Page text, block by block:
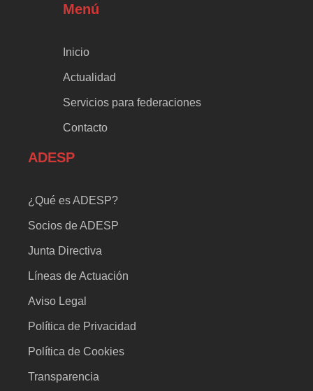
Menú
Inicio
Actualidad
Servicios para federaciones
Contacto
ADESP
¿Qué es ADESP?
Socios de ADESP
Junta Directiva
Líneas de Actuación
Aviso Legal
Política de Privacidad
Política de Cookies
Transparencia